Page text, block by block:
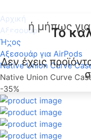
Το
Δεν έχεις
Αρχική
Αξεσουάρ
Ήχος
Αξεσουάρ για AirPods
Native Union Curve
Native Union Curve
-35%